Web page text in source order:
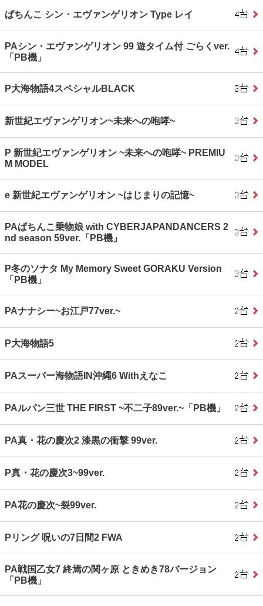
ぱちんこ シン・エヴァンゲリオン Type レイ
PAシン・エヴァンゲリオン 99 遊タイム付 ごらくver.
「PB機」
P大海物語4スペシャルBLACK
新世紀エヴァンゲリオン~未来への咆哮~
P 新世紀エヴァンゲリオン ~未来への咆哮~ PREMIU
M MODEL
e 新世紀エヴァンゲリオン ~はじまりの記憶~
PAぱちんこ乗物娘 with CYBERJAPANDANCERS 2
nd season 59ver.「PB機」
P冬のソナタ My Memory Sweet GORAKU Version
「PB機」
PAナナシー~お江戸77ver.~
P大海物語5
PAスーパー海物語IN沖縄6 Withえなこ
PAルパン三世 THE FIRST ~不二子89ver.~「PB機」
PA真・花の慶次2 漆黒の衝撃 99ver.
P真・花の慶次3~99ver.
PA花の慶次~裂99ver.
Pリング 呪いの7日間2 FWA
PA戦国乙女7 終焉の関ヶ原 ときめき78バージョン
「PB機」